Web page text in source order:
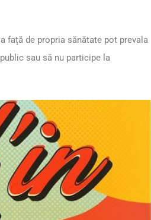
față de propria sănătate pot prevala
sau să nu participe la